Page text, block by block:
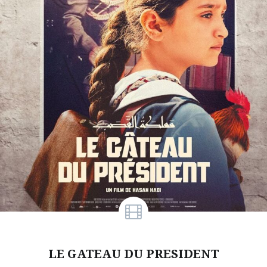
LE GATEAU DU PRESIDENT